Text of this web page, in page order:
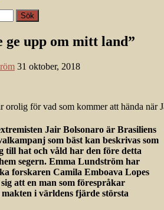
ge upp om mitt land”
31 oktober, 2018
orolig för vad som kommer att hända
Jair Bolsonaro är Brasiliens
som bäst kan beskrivas som
till hat och våld har den före detta
segern. Emma Lundström har
forskaren Camila Emboava Lopes
att en man som förespråkar
i världens fjärde största